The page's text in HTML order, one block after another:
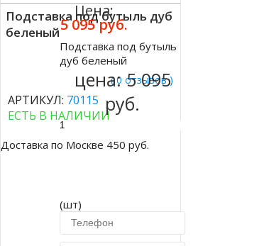
Подставка под бутыль дуб
беленый
( 0 отзывов )
АРТИКУЛ: 70115
ЕСТЬ В НАЛИЧИИ
Доставка по Москве 450 руб.
Цена:
5 095 руб.
Подставка под бутыль
дуб беленый
цена:5 095
руб.
(шт)